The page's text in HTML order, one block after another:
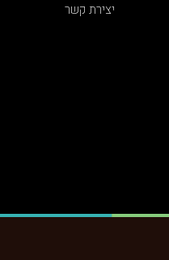
יצירת קשר